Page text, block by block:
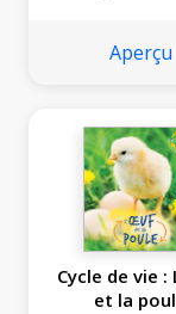
Aperçu
Cycle de vie
et la